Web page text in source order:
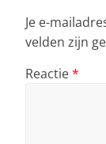
Je e-
velden zijn
Reactie*